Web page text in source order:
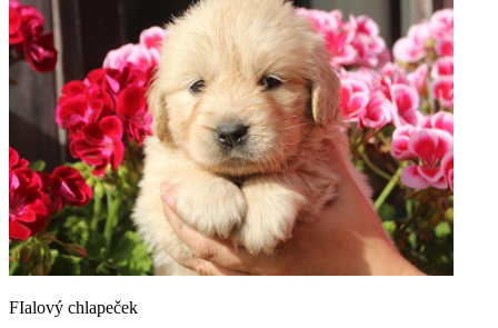
FIalový chlapeček